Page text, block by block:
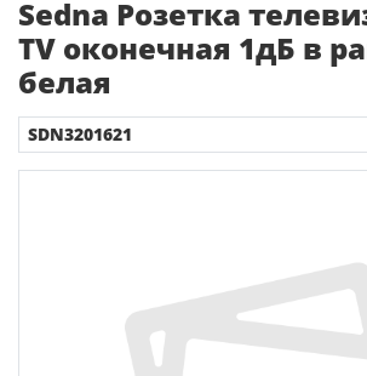
Sedna Розетка
TV оконечная 1дБ в
белая
SDN3201621